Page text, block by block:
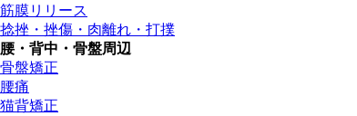
筋膜リリース
捻挫・挫傷・肉離れ・打撲
腰・背中・骨盤周辺
骨盤矯正
腰痛
猫背矯正